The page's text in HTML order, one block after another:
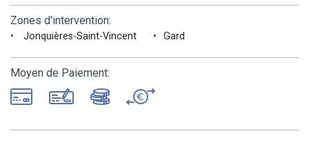
Zones d'intervention:
Jonquières-Saint-Vincent Gard
Moyen de Paiement: